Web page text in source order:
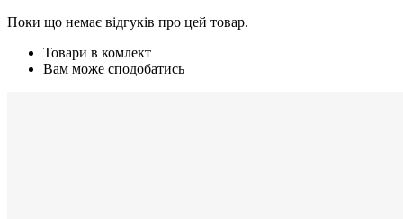
Поки що немає відгуків про цей товар.
Товари в комлект
Вам може сподобатись